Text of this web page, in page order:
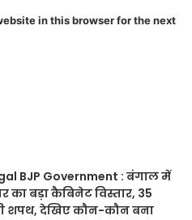
in this browser for the next
BJP Government : बंगाल में
का बड़ा कैबिनेट विस्तार, 35
शपथ, देखिए कौन-कौन बना